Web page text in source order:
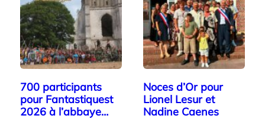
700 participants
pour Fantastiquest
2026 à l’abbaye…
Noces d’Or pour
Lionel Lesur et
Nadine Caenes